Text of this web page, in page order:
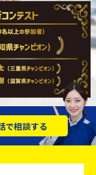
で相談する